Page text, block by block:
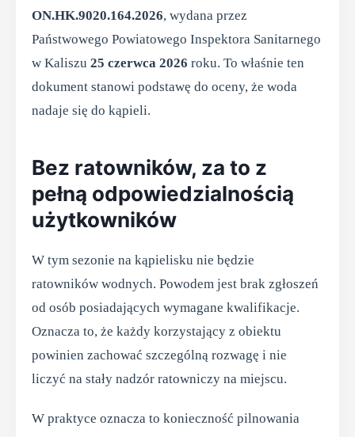
ON.HK.9020.164.2026, wydana przez
Państwowego Powiatowego Inspektora Sanitarnego
w Kaliszu 25 czerwca 2026 roku. To właśnie ten
dokument stanowi podstawę do oceny, że woda
nadaje się do kąpieli.
Bez ratowników, za to z
pełną odpowiedzialnością
użytkowników
W tym sezonie na kąpielisku nie będzie
ratowników wodnych. Powodem jest brak zgłoszeń
od osób posiadających wymagane kwalifikacje.
Oznacza to, że każdy korzystający z obiektu
powinien zachować szczególną rozwagę i nie
liczyć na stały nadzór ratowniczy na miejscu.
W praktyce oznacza to konieczność pilnowania